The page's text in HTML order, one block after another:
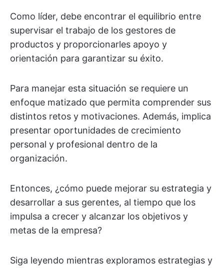
Como líder, debe encontrar el equilibrio entre
supervisar el trabajo de los gestores de
productos y proporcionarles apoyo y
orientación para garantizar su éxito.
Para manejar esta situación se requiere un
enfoque matizado que permita comprender sus
distintos retos y motivaciones. Además, implica
presentar oportunidades de crecimiento
personal y profesional dentro de la
organización.
Entonces, ¿cómo puede mejorar su estrategia y
desarrollar a sus gerentes, al tiempo que los
impulsa a crecer y alcanzar los objetivos y
metas de la empresa?
Siga leyendo mientras exploramos estrategias y